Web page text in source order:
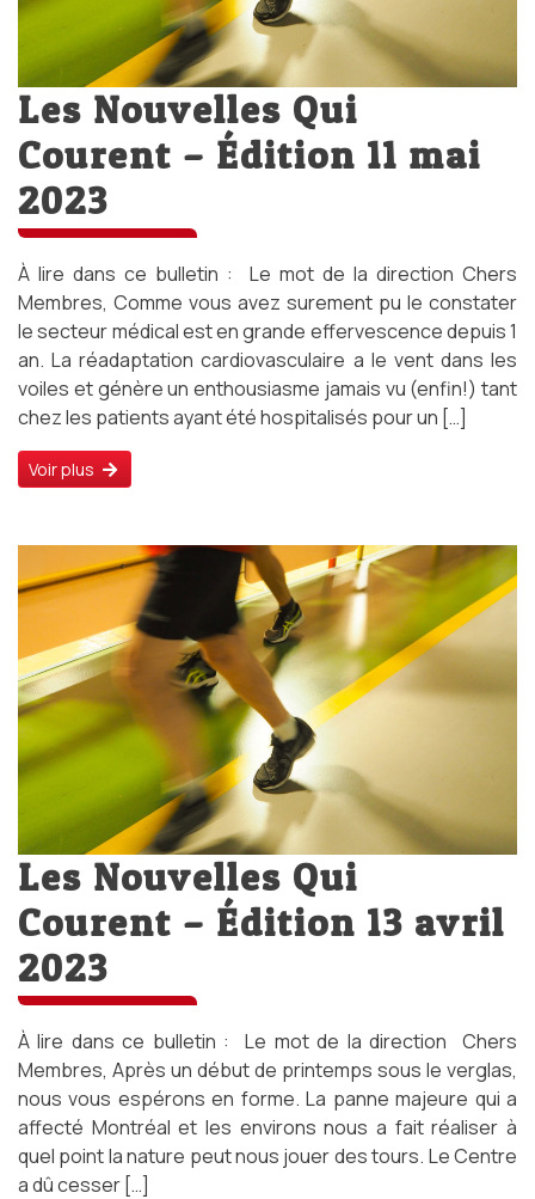
Les Nouvelles Qui
Courent – Édition 11 mai
2023
À lire dans ce bulletin : Le mot de la direction Chers
Membres, Comme vous avez surement pu le constater
le secteur médical est en grande effervescence depuis 1
an. La réadaptation cardiovasculaire a le vent dans les
voiles et génère un enthousiasme jamais vu (enfin!) tant
chez les patients ayant été hospitalisés pour un […]
Voir plus
Les Nouvelles Qui
Courent – Édition 13 avril
2023
À lire dans ce bulletin : Le mot de la direction Chers
Membres, Après un début de printemps sous le verglas,
nous vous espérons en forme. La panne majeure qui a
affecté Montréal et les environs nous a fait réaliser à
quel point la nature peut nous jouer des tours. Le Centre
a dû cesser […]